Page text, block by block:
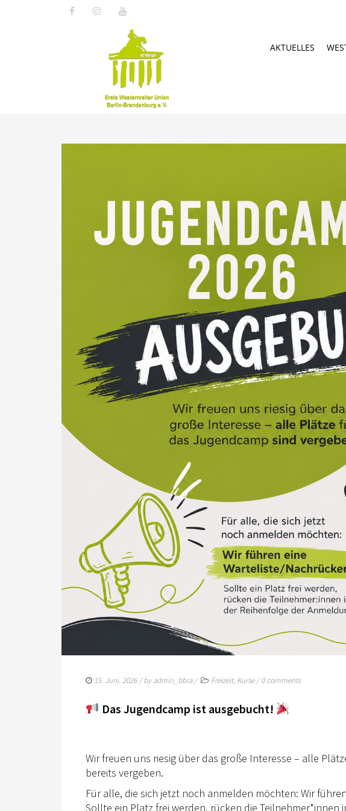
AKTUELLES
15. Juni. 2026/ byadmin_bbra/ Freizeit, Kurse/0 comments
Das Jugendcamp ist ausgebucht!
Wir freuen uns riesig über das große Interesse – alle
bereits vergeben.
Für alle, die sich jetzt noch anmelden möchten: Wir
Sollte ein Platz frei werden, rücken die Teilnehmer*innen